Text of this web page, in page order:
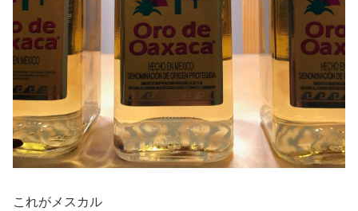
これがメスカル